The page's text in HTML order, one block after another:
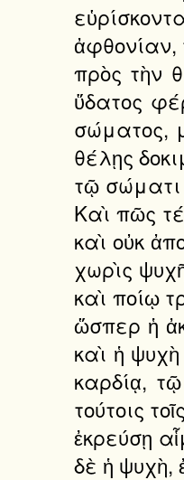
ἀφθονίαν,
πρὸς τὴν
ὕδατος
σώματος,
θέλῃς
τῷ σώματι
Καὶ πῶς
καὶ οὐκ
χωρὶς
καὶ ποίῳ
ὥσπερ ἡ
καὶ ἡ
καρδίᾳ,
τούτοις
ἐκρεύσῃ
δὲ ἡ ψυχὴ,